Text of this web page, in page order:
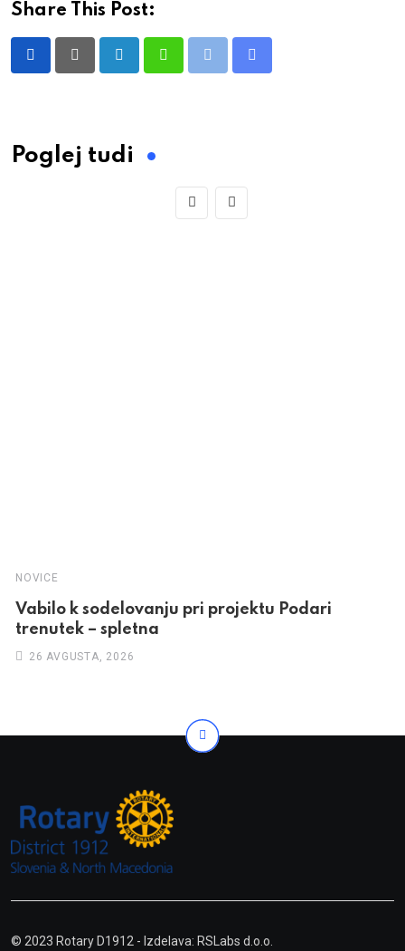
Share This Post:
Poglej tudi
NOVICE
Vabilo k sodelovanju pri projektu Podari
trenutek – spletna
26 AVGUSTA, 2026
© 2023 Rotary D1912 - Izdelava: RSLabs d.o.o.